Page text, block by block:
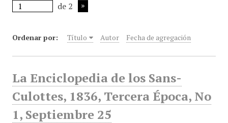
de 2
Ordenar por: Título Autor Fecha de agregación
La Enciclopedia de los Sans-
Culottes, 1836, Tercera Época, No
1, Septiembre 25